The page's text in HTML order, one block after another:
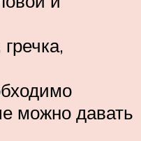
можно давать